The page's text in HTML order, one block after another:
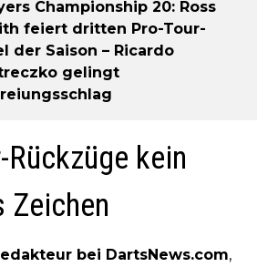
Championship 20: Ross
feiert dritten Pro-Tour-
der Saison – Ricardo
gelingt
kein
Zeichen
bei DartsNews.com,